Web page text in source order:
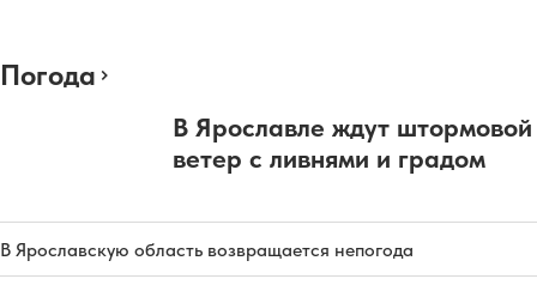
Погода
В Ярославле ждут штормовой
ветер с ливнями и градом
В Ярославскую область возвращается непогода